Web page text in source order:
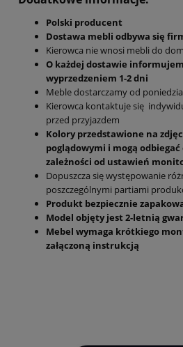
Polski producent
Dostawa mebli odbywa się
Kierowca nie wnosi mebli do
O każdej dostawie
wyprzedzeniem 1-2 dni
Meble dostarczamy od
Kierowca kontaktuje się
przed przyjazdem
Kolory przedstawione na
poglądowymi i mogą
zależności od ustawień
Dopuszcza się występowanie
poszczególnymi partiami
Produkt bezpiecznie
Model objęty jest 2-letnią
Mebel wymaga krótkiego
załączoną instrukcją